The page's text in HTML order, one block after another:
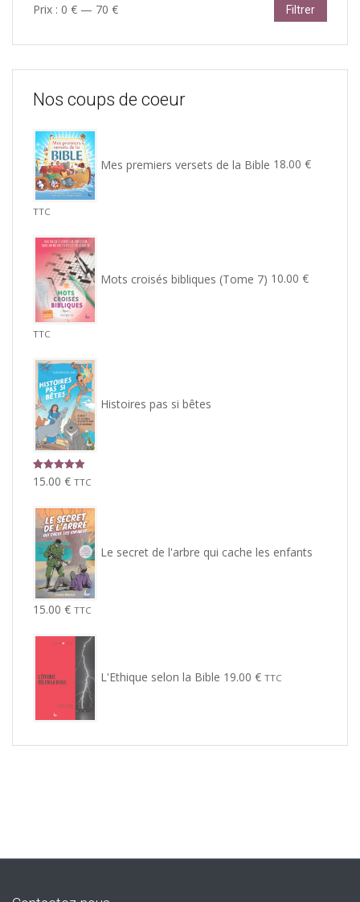
Prix
Prix
Filtrer
Prix : 0 € — 70 €
Nos coups de coeur
Mes premiers versets de la Bible 18.00 €
TTC
Mots croisés bibliques (Tome 7) 10.00 €
TTC
Histoires pas si bêtes
Note 5.00
15.00 € TTC
Le secret de l'arbre qui cache les enfants
15.00 € TTC
L'Ethique selon la Bible 19.00 € TTC